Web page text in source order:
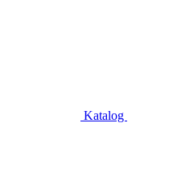
Katalog